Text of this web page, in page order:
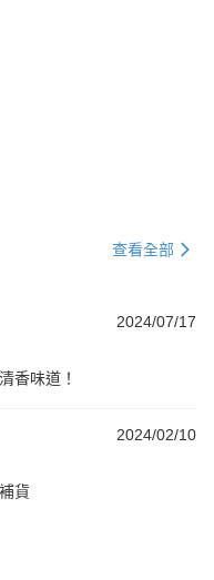
查看全部
2024/07/17
香味道！
2024/02/10
貨